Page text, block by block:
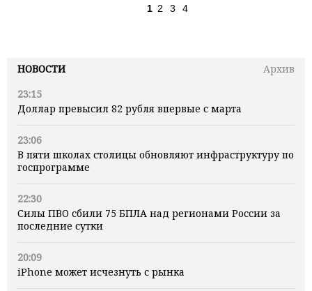
НОВОСТИ
Архив
23:15
Доллар превысил 82 рубля впервые с марта
23:06
В пяти школах столицы обновляют инфраструктуру по
госпрограмме
22:30
Силы ПВО сбили 75 БПЛА над регионами России за
последние сутки
20:09
iPhone может исчезнуть с рынка
1 2 3 4